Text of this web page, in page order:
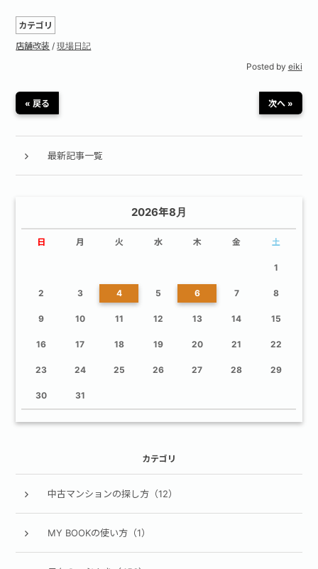
カテゴリ
店舗改装 /現場日記
Posted by eiki
« 戻る 次へ »
最新記事一覧
2026年8月
日 月 火 水 木 金 土
1
2 3 4 5 6 7 8
9 10 11 12 13 14 15
16 17 18 19 20 21 22
23 24 25 26 27 28 29
30 31
カテゴリ
中古マンションの探し方（12）
MY BOOKの使い方（1）